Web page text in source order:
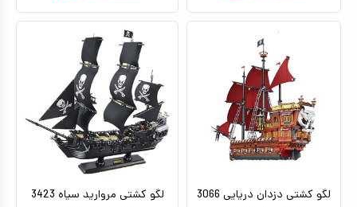
اتاق کودک
لگو کشتی دزدان دریایی 3066
لگو کشتی مروارید سیاه 3423